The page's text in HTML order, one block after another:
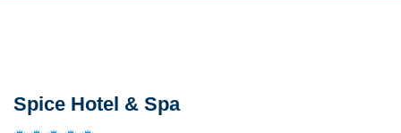
Spice Hotel & Spa